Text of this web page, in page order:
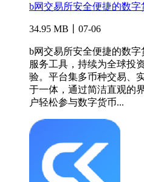
b网交易所安全便捷的数字
34.95 MB丨07-06
b网交易所安全便捷的数
服务工具，持续为全球投
验。平台集多币种交易、
于一体，通过简洁直观的
户轻松参与数字货币...